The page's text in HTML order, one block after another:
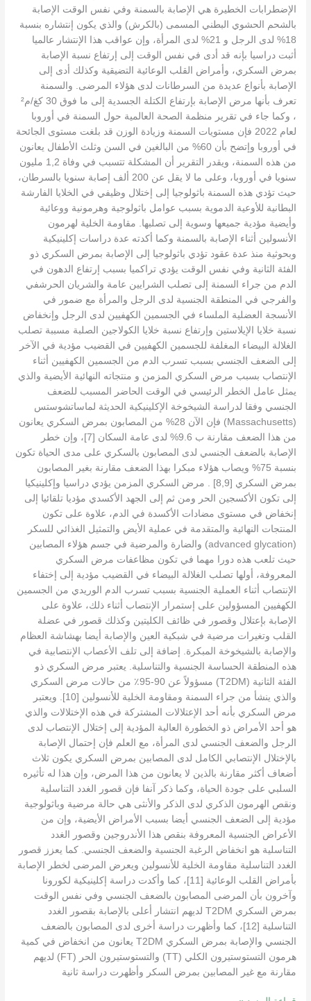
الإضطرابات الخطيرة هي الإصابة بالسمنة وفي نفس الوقت الإصابة
بالشحم الحشوي البطني المسمى (بالكرش) والذي يكون إنتشاره بنسبة
18% لدى الرجل و 21% لدى المرأة، وإن عواقب هذا الإنتشار عالميا
أثبت دراسيا بإنه قد أدى في نفس الوقت إلى إرتفاع نسبة الإصابة
بمرض السكري، وأمراض القلب الوعائية التضيقية وكذلك أدى إلى
الإصابة بأنواع عديدة من السرطانات لدى هؤلاء المرضى. والسمنة
تعرف بأنها مرض الإصابة بإرتفاع الكتلة الجسدية إلى ما فوق 30 كغ/م²
، وكما جاء في تقرير منظمة الصحة العالمية حول السمنة في أوروبا
لعام 2022 فإن مستويات السمنة وزيادة الوزن قد بلغت مستوى الجائحة
في أوروبا وإتضح بأن 60% من البالغين في السن وثلث الأطفال يعانون
من هذه السمنة، ويقدر التقرير أن المشكلة تتسبب في وفاة 1,2 مليون
سنويا في أوروبا، وعلى ما لا يقل عن 200 ألف إصابة سنويا بالسرطان،
حيث تؤدي هذه السمنة باثولوجيا إلى إختلال وظيفي في الخلايا الفارشة
البطانية للأوعية الدموية بسبب عوامل باثولوجية وهرمونية ووعائية
وأيضية مؤدية جميعها وسوية إلى تصلبها. مقاومة الخلية لهرمون
الأنسولين أثناء الإصابة بالسمنة وكما أكدته عدة دراسات إكلينيكية
وبحوثية منذ عدة عقود تؤدي باثولوجيا إلى الإصابة بمرض السكري ذو
الفئة الثانية وفي نفس الوقت يؤدي تراكميا بسبب إرتفاع الدهون في
الدم من جراء السمنة إلى تصلب الشرايين عامة والشريان الحرشفي
والفرجي في المنطقة الجنسية لدى الرجل والمرأة مع ضمور في
الأنسجة العضلية الملساء في الجسمين الكهفيين لدى الرجل وإنخفاض
نسبة خلايا الإيلاستين وإرتفاع نسبة خلايا الكولاجين الصلبة مسببة تصلب
الغلالة البيضاء المغلفة للجسمين الكهفيين في القضيب مؤدية في الآخر
إلى الضعف الجنسي بسبب تسرب الدم من الجسمين الكهفيين أثناء
الإنتصاب بسبب مرض السكري المزمن و منتجاته النهائية الأيضية والذي
يمثل عامل الخطر الرئيسي في الوقت الحاضر المسبب للضعف
الجنسي وفقا لدراسة الشيخوخة الإكلينيكية الحديثة لماساتشوستس
(Massachusetts) فإن الآن 28% من المصابون بمرض السكري يعانون
من هذا الضعف مقارنة ب 9.6% لدى عامة السكان [7]، وإن خطر
الإصابة بالضعف الجنسي لدى المصابون بالسكري على مدى الحياة تكون
بنسبة 75% ويصاب هؤلاء مبكرا بهذا الضعف مقارنة بغير المصابون
بمرض السكري [8,9] . مرض السكري المزمن يؤدي دراسيا وإكلينيكيا
إلى تكون الأكسجين الحر ومن ثم إلى الجهد الأكسدي مؤديا تلقائيا إلى
إنخفاض في مستوى مضادات الأكسدة في الدم، علاوة على تكون
المنتجات النهائية والمتقدمة في عملية الأيض والتمثيل الغذائي للسكر
(advanced glycation) والضارة والمرضية في جسم هؤلاء المصابين
حيث تلعب هذه دورا مهما في تكون مظاعفات مرض السكري
المعروفة، أولها تصلب الغلالة البيضاء في القضيب مؤدية إلى إختفاء
الإنتصاب أثناء العملية الجنسية بسبب تسرب الدم الوريدي من الجسمين
الكهفيين المسؤولين على إستمرار الإنتصاب أثناء ذلك، علاوة على
الإصابة بإعتلال وقصور في ظائف الكليتين وكذلك قصور في عضلة
القلب وتغيرات مرضية في شبكية العين والإصابة أيضا بهشاشة العظام
والإصابة بالشيخوخة المبكرة. إضافة إلى تلف الأعصاب الإنتصابية في
هذه المنطقة الحساسة الجنسية والتناسلية. يعتبر مرض السكري ذو
الفئة الثانية (T2DM) مسؤولاً عن 90-95٪ من حالات مرض السكري
والذي ينشأ من جراء السمنة ومقاومة الخلية للأنسولين [10]. ويعتبر
مرض السكري بأنه أحد الإعتلالات المشتركة في هذه الإختلالات والذي
هو أحد الأمراض ذو الخطورة العالية المؤدية إلى إختلال الإنتصاب لدى
الرجل والضعف الجنسي لدى المرأة، مع العلم فإن إحتمال الإصابة
بالإختلال الإنتصابي الكامل لدى المصابين بمرض السكري يكون ثلاث
أضعاف أكثر مقارنة بالذين لا يعانون من هذا المرض، وإن هذا له تأثيره
السلبي على جودة الحياة، وكما ذكر آنفا فإن قصور الغدد التناسلية
ونقص الهرمون الذكري لدى الذكر والأنثى هي حالة مرضية وباثولوجية
مؤدية إلى الضعف الجنسي أيضا بسبب الأمراض الأيضية، وإن من
الأعراض الجنسية المعروفة بنقص هذا الأندروجين وقصور الغدد
التناسلية هو انخفاض الرغبة الجنسية والضعف الجنسي. كما يعزز قصور
الغدد التناسلية مقاومة الخلية للأنسولين ويعرض المرضى لخطر الإصابة
بأمراض القلب الوعائية [11]، كما وأكدت دراسة إكلينيكية لكورونا
وآخرون بأن المرضى المصابون بالضعف الجنسي وفي نفس الوقت
بمرض السكري T2DM لديهم انتشار أعلى بالإصابة بقصور الغدد
التناسلية [12]، كما وأظهرت دراسة أخرى لدى المصابون بالضعف
الجنسي والإصابة بمرض السكري T2DM يعانون من انخفاض في كمية
هرمون التستوستيرون الكلي (TT) والتستوستيرون الحر (FT) لديهم
مقارنة مع غير المصابين بمرض السكر وأظهرت دراسة ثانية